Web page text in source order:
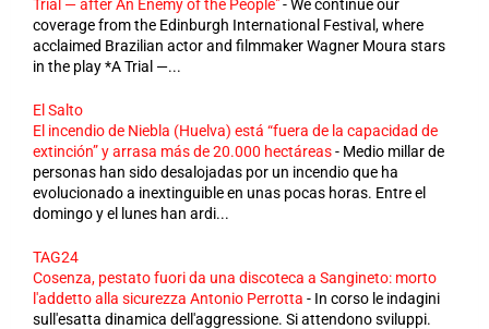
Trial — after An Enemy of the People"-We continue our
coverage from the Edinburgh International Festival, where
acclaimed Brazilian actor and filmmaker Wagner Moura stars
in the play *A Trial —...
El Salto
El incendio de Niebla (Huelva) está “fuera de la capacidad de
extinción” y arrasa más de 20.000 hectáreas- Medio millar de
personas han sido desalojadas por un incendio que ha
evolucionado a inextinguible en unas pocas horas. Entre el
domingo y el lunes han ardi...
TAG24
Cosenza, pestato fuori da una discoteca a Sangineto: morto
l'addetto alla sicurezza Antonio Perrotta - In corso le indagini
sull'esatta dinamica dell'aggressione. Si attendono sviluppi.